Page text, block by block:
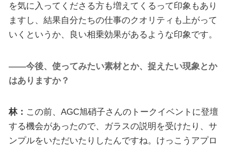
を気に入ってくださる方も増えてくるって印象もあり
ますし、結果自分たちの仕事のクオリティも上がって
いくというか、良い相乗効果があるような印象です。
――今後、使ってみたい素材とか、捉えたい現象とか
はありますか？
林： この前、AGC旭硝子さんのトークイベントに登壇
する機会があったので、ガラスの説明を受けたり、サ
ンプルをいただいたりしたんですね。けっこうアプロ